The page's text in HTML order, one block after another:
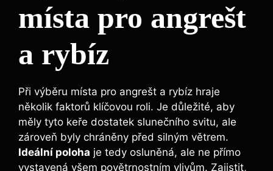
místa pro angrešt
a rybíz
Při výběru místa pro angrešt a rybíz hraje
několik faktorů klíčovou roli. Je důležité, aby
měly tyto keře dostatek slunečního svitu, ale
zároveň byly chráněny před silným větrem.
Ideální poloha je tedy osluněná, ale ne přímo
vystavená všem povětrnostním vlivům. Zajistit,